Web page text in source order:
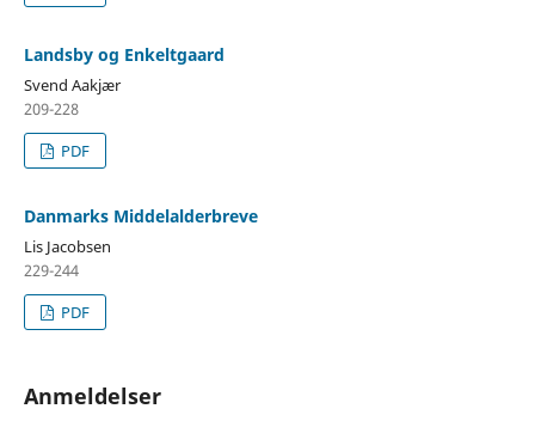
Landsby og Enkeltgaard
Svend Aakjær
209-228
PDF
Danmarks Middelalderbreve
Lis Jacobsen
229-244
PDF
Anmeldelser